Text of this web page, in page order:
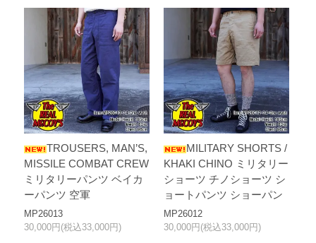
TROUSERS, MAN’S,
MISSILE COMBAT CREW
ミリタリーパンツ ベイカ
ーパンツ 空軍
MP26013
30,000円(税込33,000円)
MILITARY SHORTS /
KHAKI CHINO ミリタリー
ショーツ チノショーツ シ
ョートパンツ ショーパン
MP26012
30,000円(税込33,000円)